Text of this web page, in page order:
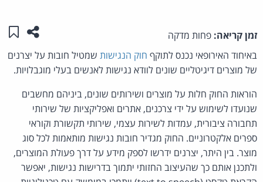
זמן קריאה: פחות מדקה שתפו
באיחוד האירופאי נכנס לתוקף חוק הנגישות שמטיל חובות על יצרנים
של מוצרים דיגיטליים שונים לוודא נגישות לאנשים בעלי מוגבלויות.
הוראות החוק חלות על מוצרים ושירותים שונים, ביניהם מחשבים
שנועדו לשימוש על ידי צרכנים, אתרים ואפליקציות של שירותי
תחבורה ציבורית, עמדות לשירות עצמי, שירותי תקשורת וקוראי
ספרים אלקטרוניים. החוק מגדיר חובות נגישות מותאמות לכל סוג
מוצר. בין היתר, יצרנים ידרשו לספק מידע על דרך פעולת המוצרים,
ולתכנן אותם כך שהעיצוב החזותי יתמוך בדרישות נגישות, יאפשר